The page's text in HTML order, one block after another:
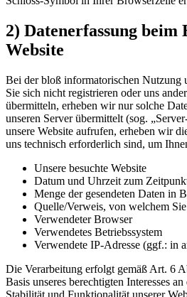
2) Datenerfassung beim
Website
Bei der bloß informatorischen Nutzung
Sie sich nicht registrieren oder uns
übermitteln, erheben wir nur solche
unseren Server übermittelt (sog.
unsere Website aufrufen, erheben wir
uns technisch erforderlich sind, um
Unsere besuchte Website
Datum und Uhrzeit zum
Menge der gesendeten Daten in
Quelle/Verweis, von welchem
Verwendeter Browser
Verwendetes Betriebssystem
Verwendete IP-Adresse (ggf.: in
Die Verarbeitung erfolgt gemäß Art. 6
Basis unseres berechtigten Interesses
Stabilität und Funktionalität unserer